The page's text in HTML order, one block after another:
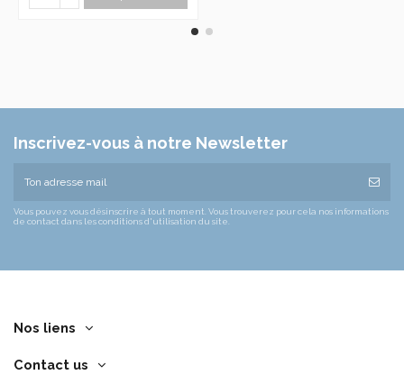
Inscrivez-vous à notre Newsletter
Vous pouvez vous désinscrire à tout moment. Vous trouverez pour cela nos informations
de contact dans les conditions d'utilisation du site.
Nos liens
Contact us